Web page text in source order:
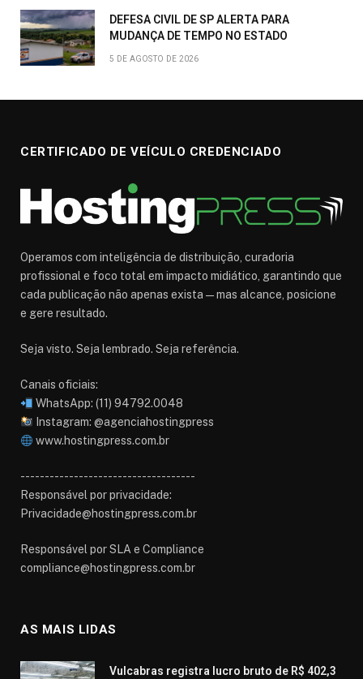
DEFESA CIVIL DE SP ALERTA PARA
MUDANÇA DE TEMPO NO ESTADO
5 DE AGOSTO DE 2026
CERTIFICADO DE VEÍCULO CREDENCIADO
Operamos com inteligência de distribuição, curadoria
profissional e foco total em impacto midiático, garantindo que
cada publicação não apenas exista — mas alcance, posicione
e gere resultado.
Seja visto. Seja lembrado. Seja referência.
Canais oficiais:
WhatsApp: (11) 94792.0048
Instagram: @agenciahostingpress
www.hostingpress.com.br⁠
------------------------------------
Responsável por privacidade:
Privacidade@hostingpress.com.br
Responsável por SLA e Compliance
compliance@hostingpress.com.br
AS MAIS LIDAS
Vulcabras registra lucro bruto de R$ 402,3